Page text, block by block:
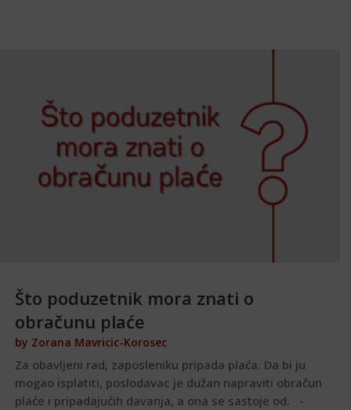
Što poduzetnik mora znati o
obračunu plaće
by Zorana Mavricic-Korosec
Za obavljeni rad, zaposleniku pripada plaća. Da bi ju
mogao isplatiti, poslodavac je dužan napraviti obračun
plaće i pripadajućih davanja, a ona se sastoje od: -